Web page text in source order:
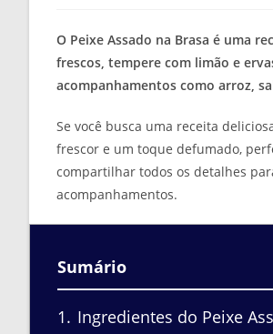
O Peixe Assado na Brasa é uma
frescos, tempere com limão e
acompanhamentos como arroz,
Se você busca uma receita
frescor e um toque defumado,
compartilhar todos os detalhes
acompanhamentos.
Sumário
1
Ingredientes do Peixe